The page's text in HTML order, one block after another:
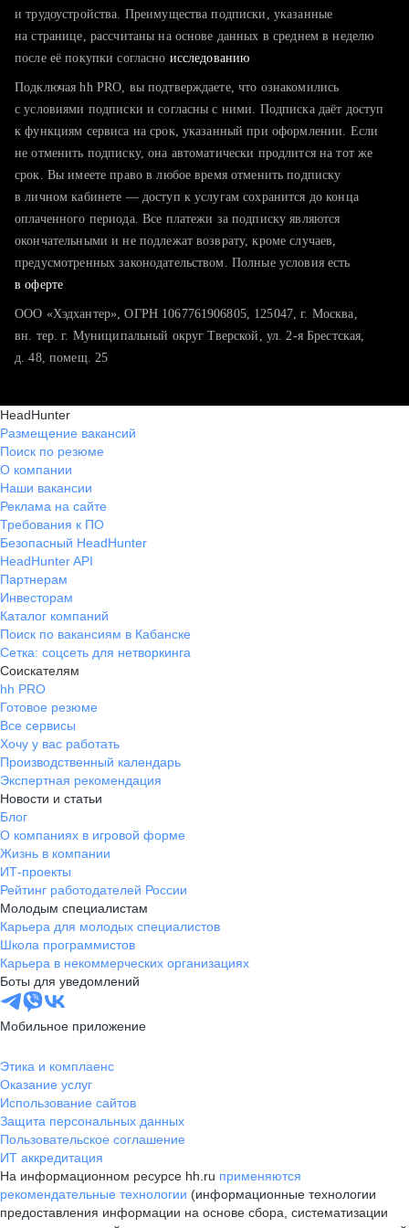
тратите много времени на поиск и вручную поднимаете
хотите сравнить себя с конкурентами и оценить шансы
и трудоустройства. Преимущества подписки, указанные
на странице, рассчитаны на основе данных в среднем в неделю
после её покупки согласно исследованию
Подключая hh PRO, вы подтверждаете, что ознакомились
с условиями подписки и согласны с ними. Подписка даёт доступ
к функциям сервиса на срок, указанный при оформлении. Если
не отменить подписку, она автоматически продлится на тот же
срок. Вы имеете право в любое время отменить подписку
в личном кабинете — доступ к услугам сохранится до конца
оплаченного периода. Все платежи за подписку являются
окончательными и не подлежат возврату, кроме случаев,
предусмотренных законодательством. Полные условия есть
в оферте
ООО «Хэдхантер», ОГРН 1067761906805, 125047, г. Москва,
вн. тер. г. Муниципальный округ Тверской, ул. 2-я Брестская,
д. 48, помещ. 25
HeadHunter
Размещение вакансий
Поиск по резюме
О компании
Наши вакансии
Реклама на сайте
Требования к ПО
Безопасный HeadHunter
HeadHunter API
Партнерам
Инвесторам
Каталог компаний
Поиск по вакансиям в Кабанске
Сетка: соцсеть для нетворкинга
Соискателям
hh PRO
Готовое резюме
Все сервисы
Хочу у вас работать
Производственный календарь
Экспертная рекомендация
Новости и статьи
Блог
О компаниях в игровой форме
Жизнь в компании
ИТ-проекты
Рейтинг работодателей России
Молодым специалистам
Карьера для молодых специалистов
Школа программистов
Карьера в некоммерческих организациях
Боты для уведомлений
Мобильное приложение
Этика и комплаенс
Оказание услуг
Использование сайтов
Защита персональных данных
Пользовательское соглашение
ИТ аккредитация
На информационном ресурсе hh.ru применяются
рекомендательные технологии (информационные технологии
предоставления информации на основе сбора, систематизации